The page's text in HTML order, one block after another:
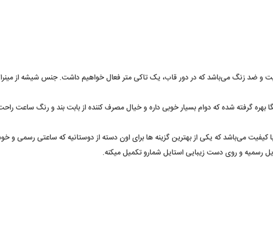
زنگ می‌باشد که در دور قاب، یک تاکی متر فعال خواهیم داشت. جنس شیشه از مینرال
بهره گرفته شده که دوام بسیار خوبی داره و خیال مصرف کننده از بابت بند و رنگ ساعت
می‌باشد که یکی از بهترین گزینه ها برای اون دسته از دوستانیه که ساعتی رسمی و
رسمیه و روی دست زیبایی استایل شمارو تکمیل میکنه.